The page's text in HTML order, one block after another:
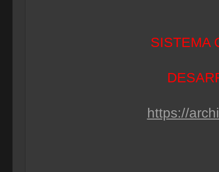
SISTEMA
https://